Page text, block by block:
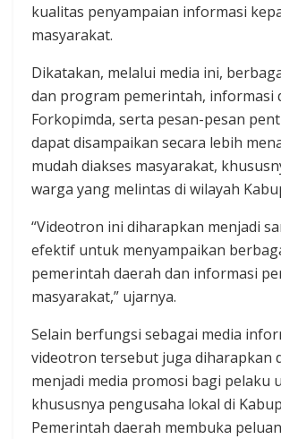
kualitas penyampaian informasi
masyarakat.
Dikatakan, melalui media ini,
dan program pemerintah, informasi
Forkopimda, serta pesan-pesan
dapat disampaikan secara lebih
mudah diakses masyarakat,
warga yang melintas di wilayah
“Videotron ini diharapkan menjadi
efektif untuk menyampaikan
pemerintah daerah dan informasi
masyarakat,” ujarnya.
Selain berfungsi sebagai media
videotron tersebut juga diharapkan
menjadi media promosi bagi pelaku
khususnya pengusaha lokal di
Pemerintah daerah membuka